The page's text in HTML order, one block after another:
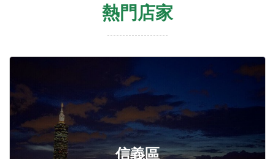
熱門店家
信義區